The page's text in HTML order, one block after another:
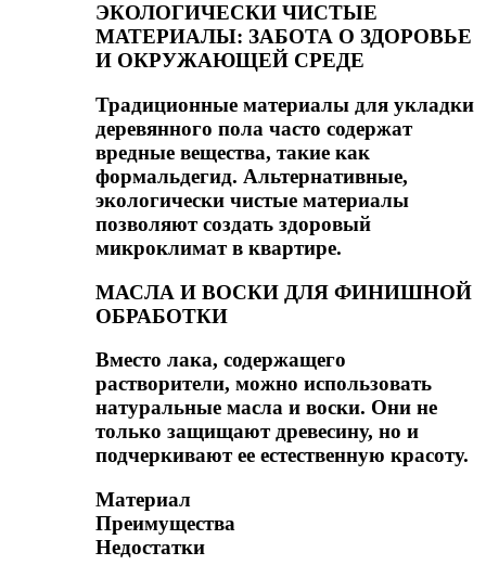
ЭКОЛОГИЧЕСКИ ЧИСТЫЕ
МАТЕРИАЛЫ: ЗАБОТА О ЗДОРОВЬЕ
И ОКРУЖАЮЩЕЙ СРЕДЕ
Традиционные материалы для укладки
деревянного пола часто содержат
вредные вещества, такие как
формальдегид. Альтернативные,
экологически чистые материалы
позволяют создать здоровый
микроклимат в квартире.
МАСЛА И ВОСКИ ДЛЯ ФИНИШНОЙ
ОБРАБОТКИ
Вместо лака, содержащего
растворители, можно использовать
натуральные масла и воски. Они не
только защищают древесину, но и
подчеркивают ее естественную красоту.
Материал
Преимущества
Недостатки